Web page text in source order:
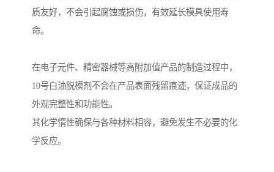
质友好，不会引起腐蚀或损伤，有效延长模具使用寿
命。
在电子元件、精密器械等高附加值产品的制造过程中，
10号白油脱模剂不会在产品表面残留痕迹，保证成品的
外观完整性和功能性。
其化学惰性确保与各种材料相容，避免发生不必要的化
学反应。